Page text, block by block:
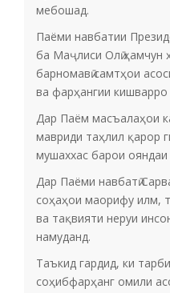
мебошад.
Паёми навбатии
ба Маҷлиси Олӣ ҳамчун
барномавӣ самтҳои
ва фарҳангии
Дар Паём масъалаҳои
мавриди таҳлил қарор
мушаххас барои
Дар Паёми навбатӣ
соҳаҳои маорифу илм,
ва тақвияти неруи
намуданд.
Таъкид гардид, ки
соҳибфарҳанг омили